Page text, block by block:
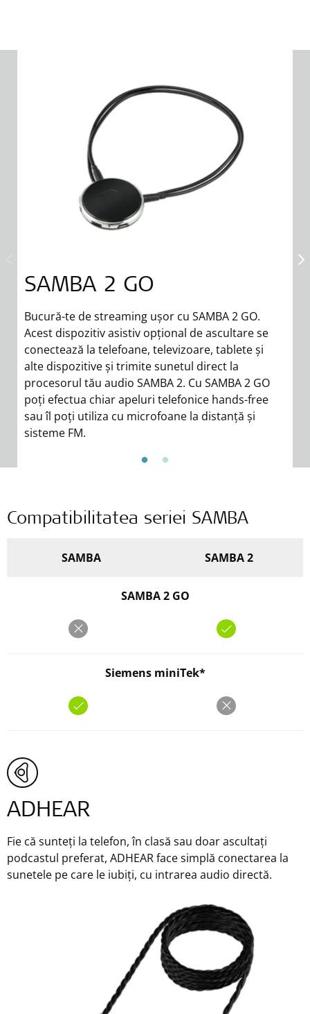
SAMBA 2 GO
Bucură-te de streaming ușor cu SAMBA 2 GO.
Acest dispozitiv asistiv opțional de ascultare se
conectează la telefoane, televizoare, tablete și
alte dispozitive și trimite sunetul direct la
procesorul tău audio SAMBA 2. Cu SAMBA 2 GO
poți efectua chiar apeluri telefonice hands-free
sau îl poți utiliza cu microfoane la distanță și
sisteme FM.
Compatibilitatea seriei SAMBA
SAMBA SAMBA 2
SAMBA 2 GO
Siemens miniTek*
ADHEAR
Fie că sunteți la telefon, în clasă sau doar ascultați
podcastul preferat, ADHEAR face simplă conectarea la
sunetele pe care le iubiți, cu intrarea audio directă.